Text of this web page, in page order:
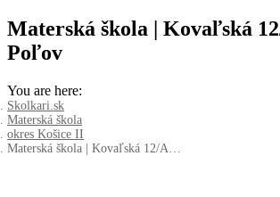
Materská škola | Kovaľská
Poľov
You are here:
Skolkari.sk
Materská škola
okres Košice II
Materská škola | Kovaľská 12/A…